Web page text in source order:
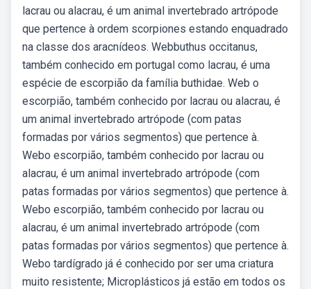
lacrau ou alacrau, é um animal invertebrado artrópode
que pertence à ordem scorpiones estando enquadrado
na classe dos aracnídeos. Webbuthus occitanus,
também conhecido em portugal como lacrau, é uma
espécie de escorpião da família buthidae. Web o
escorpião, também conhecido por lacrau ou alacrau, é
um animal invertebrado artrópode (com patas
formadas por vários segmentos) que pertence à.
Webo escorpião, também conhecido por lacrau ou
alacrau, é um animal invertebrado artrópode (com
patas formadas por vários segmentos) que pertence à.
Webo escorpião, também conhecido por lacrau ou
alacrau, é um animal invertebrado artrópode (com
patas formadas por vários segmentos) que pertence à.
Webo tardígrado já é conhecido por ser uma criatura
muito resistente; Microplásticos já estão em todos os